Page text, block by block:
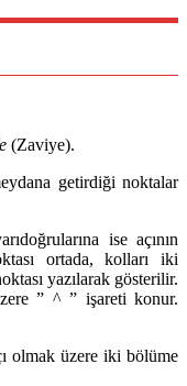
(Zaviye).
getirdiği noktalar
ise açının
ortada, kolları iki
yazılarak gösterilir.
” ^ ” işareti konur.
olmak üzere iki bölüme